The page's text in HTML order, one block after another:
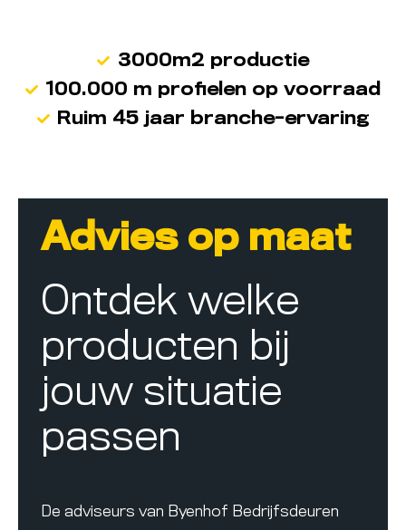
3000m2 productie
100.000 m profielen op voorraad
Ruim 45 jaar branche-ervaring
Advies op maat
Ontdek welke
producten bij
jouw situatie
passen
De adviseurs van Byenhof Bedrijfsdeuren